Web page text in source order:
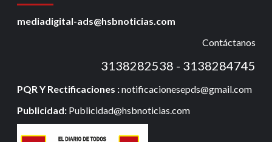
mediadigital-ads@hsbnoticias.com
Contáctanos
3138282538 - 3138284745
PQR Y Rectificaciones :notificacionesepds@gmail.com
Publicidad: Publicidad@hsbnoticias.com